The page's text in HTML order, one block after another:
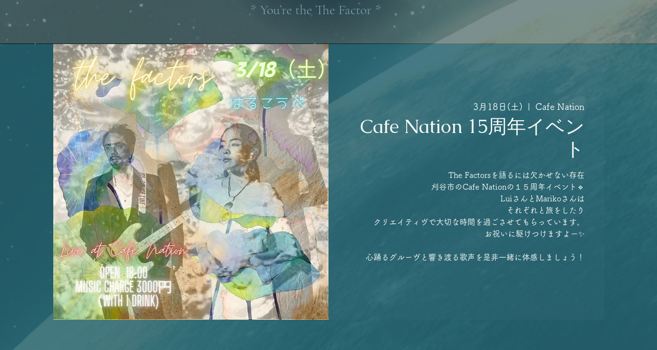
* You’re the The Factor *
3月18日(土) Cafe Nation
Cafe Nation 15周年イベン
ト
The Factorsを語るには欠かせない存在
刈谷市のCafe Nationの１５周年イベント🔹
LuiさんとMarikoさんは
それぞれと旅をしたり
クリエイティヴで大切な時間を過ごさせてもらっています。
お祝いに駆けつけますよー✨
心踊るグルーヴと響き渡る歌声を是非一緒に体感しましょう！